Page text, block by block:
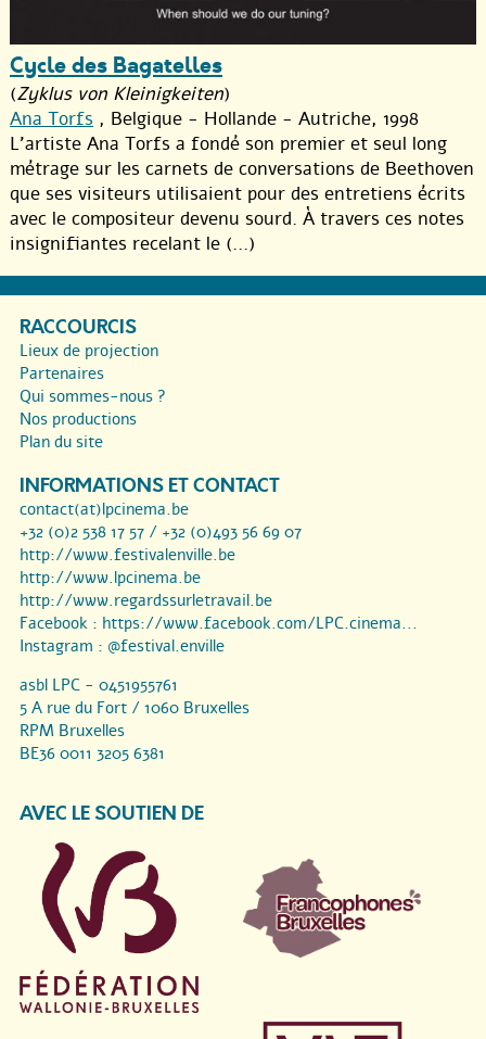
Cycle des Bagatelles
(Zyklus von Kleinigkeiten)
Ana Torfs , Belgique - Hollande - Autriche, 1998
L’artiste Ana Torfs a fondé son premier et seul long
métrage sur les carnets de conversations de Beethoven
que ses visiteurs utilisaient pour des entretiens écrits
avec le compositeur devenu sourd. À travers ces notes
insignifiantes recelant le (...)
RACCOURCIS
Lieux de projection
Partenaires
Qui sommes-nous ?
Nos productions
Plan du site
INFORMATIONS ET CONTACT
contact(at)lpcinema.be
+32 (0)2 538 17 57 / +32 (0)493 56 69 07
http://www.festivalenville.be
http://www.lpcinema.be
http://www.regardssurletravail.be
Facebook : https://www.facebook.com/LPC.cinema...
Instagram : @festival.enville
asbl LPC - 0451955761
5 A rue du Fort / 1060 Bruxelles
RPM Bruxelles
BE36 0011 3205 6381
AVEC LE SOUTIEN DE